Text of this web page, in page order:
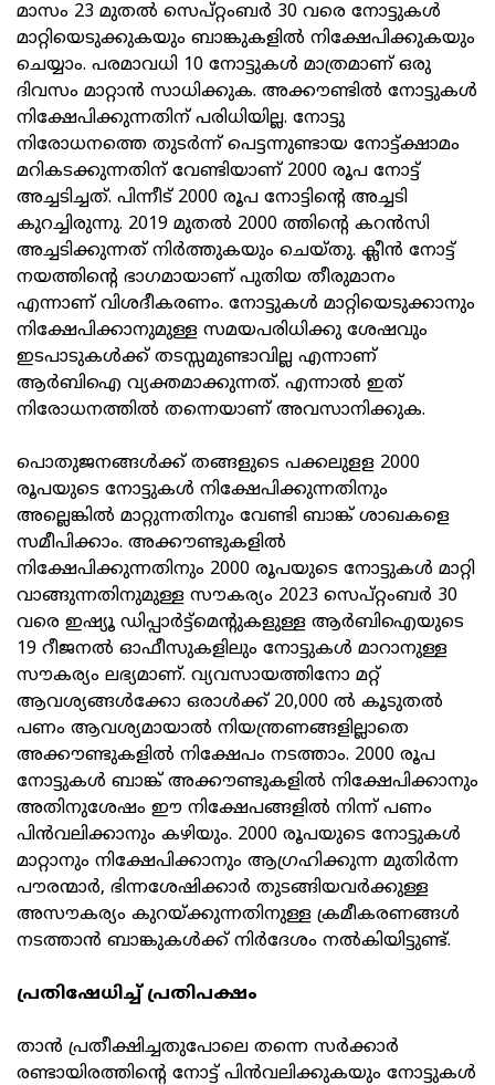
മാസം 23 മുതൽ സെപ്റ്റംബർ 30 വരെ നോട്ടുകൾ
മാറ്റിയെടുക്കുകയും ബാങ്കുകളിൽ നിക്ഷേപിക്കുകയും
ചെയ്യാം. പരമാവധി 10 നോട്ടുകൾ മാത്രമാണ് ഒരു
ദിവസം മാറ്റാൻ സാധിക്കുക. അക്കൗണ്ടിൽ നോട്ടുകൾ
നിക്ഷേപിക്കുന്നതിന് പരിധിയില്ല. നോട്ടു
നിരോധനത്തെ തുടർന്ന് പെട്ടന്നുണ്ടായ നോട്ട്ക്ഷാമം
മറികടക്കുന്നതിന് വേണ്ടിയാണ് 2000 രൂപ നോട്ട്
അച്ചടിച്ചത്. പിന്നീട് 2000 രൂപ നോട്ടിന്റെ അച്ചടി
കുറച്ചിരുന്നു. 2019 മുതൽ 2000 ത്തിന്റെ കറൻസി
അച്ചടിക്കുന്നത് നിർത്തുകയും ചെയ്തു. ക്ലീൻ നോട്ട്
നയത്തിന്റെ ഭാഗമായാണ് പുതിയ തീരുമാനം
എന്നാണ് വിശദീകരണം. നോട്ടുകൾ മാറ്റിയെടുക്കാനും
നിക്ഷേപിക്കാനുമുള്ള സമയപരിധിക്കു ശേഷവും
ഇടപാടുകൾക്ക് തടസ്സമുണ്ടാവില്ല എന്നാണ്
ആർബിഐ വ്യക്തമാക്കുന്നത്. എന്നാൽ ഇത്
നിരോധനത്തിൽ തന്നെയാണ് അവസാനിക്കുക.
പൊതുജനങ്ങൾക്ക് തങ്ങളുടെ പക്കലുളള 2000
രൂപയുടെ നോട്ടുകൾ നിക്ഷേപിക്കുന്നതിനും
അല്ലെങ്കിൽ മാറ്റുന്നതിനും വേണ്ടി ബാങ്ക് ശാഖകളെ
സമീപിക്കാം. അക്കൗണ്ടുകളിൽ
നിക്ഷേപിക്കുന്നതിനും 2000 രൂപയുടെ നോട്ടുകൾ മാറ്റി
വാങ്ങുന്നതിനുമുള്ള സൗകര്യം 2023 സെപ്റ്റംബർ 30
വരെ ഇഷ്യൂ ഡിപ്പാർട്ട്‌മെന്റുകളുള്ള ആർബിഐയുടെ
19 റീജനൽ ഓഫീസുകളിലും നോട്ടുകൾ മാറാനുള്ള
സൗകര്യം ലഭ്യമാണ്. വ്യവസായത്തിനോ മറ്റ്
ആവശ്യങ്ങൾക്കോ ഒരാൾക്ക് 20,000 ൽ കൂടുതൽ
പണം ആവശ്യമായാൽ നിയന്ത്രണങ്ങളില്ലാതെ
അക്കൗണ്ടുകളിൽ നിക്ഷേപം നടത്താം. 2000 രൂപ
നോട്ടുകൾ ബാങ്ക് അക്കൗണ്ടുകളിൽ നിക്ഷേപിക്കാനും
അതിനുശേഷം ഈ നിക്ഷേപങ്ങളിൽ നിന്ന് പണം
പിൻവലിക്കാനും കഴിയും. 2000 രൂപയുടെ നോട്ടുകൾ
മാറ്റാനും നിക്ഷേപിക്കാനും ആഗ്രഹിക്കുന്ന മുതിർന്ന
പൗരന്മാർ, ഭിന്നശേഷിക്കാർ തുടങ്ങിയവർക്കുള്ള
അസൗകര്യം കുറയ്ക്കുന്നതിനുള്ള ക്രമീകരണങ്ങൾ
നടത്താൻ ബാങ്കുകൾക്ക് നിർദേശം നൽകിയിട്ടുണ്ട്.
പ്രതിഷേധിച്ച് പ്രതിപക്ഷം
താൻ പ്രതീക്ഷിച്ചതുപോലെ തന്നെ സർക്കാർ
രണ്ടായിരത്തിന്റെ നോട്ട് പിൻവലിക്കുകയും നോട്ടുകൾ